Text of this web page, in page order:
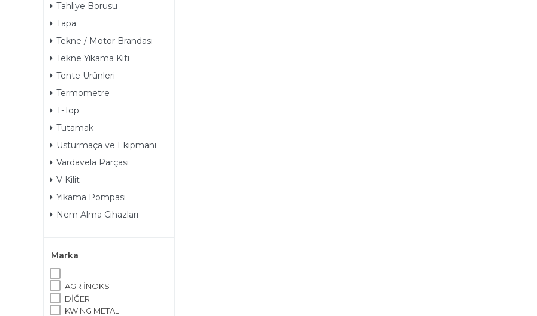
Tahliye Borusu
Tapa
Tekne / Motor Brandası
Tekne Yıkama Kiti
Tente Ürünleri
Termometre
T-Top
Tutamak
Usturmaça ve Ekipmanı
Vardavela Parçası
V Kilit
Yıkama Pompası
Nem Alma Cihazları
Marka
-
AGR İNOKS
DİĞER
KWING METAL